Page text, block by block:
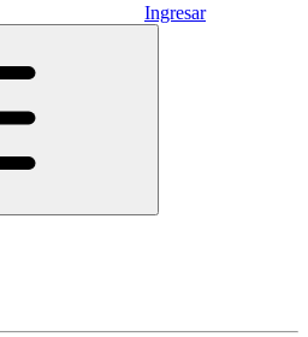
Ingresar